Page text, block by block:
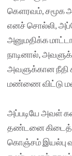
கௌரவம், சமூக
எனச் சொல்லி,
அனுமதிக்க
நாடினால்,
அவளுக்கான நீதி
மண்ணை விட்டு
அப்படியே அவள்
தண்டனை
கொஞ்சம் இயல்பு